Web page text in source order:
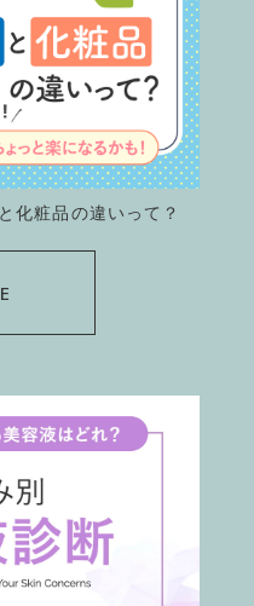
化粧品の違いって？